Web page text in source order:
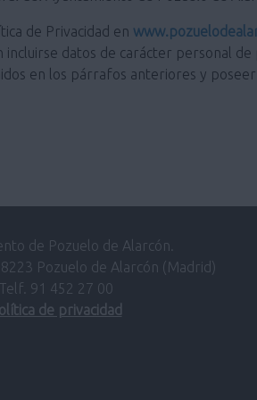
de Privacidad en
incluirse datos de carácter personal
en los párrafos anteriores y
de Pozuelo de Alarcón.
Pozuelo de Alarcón (Madrid)
Telf. 91 452 27 00
de privacidad